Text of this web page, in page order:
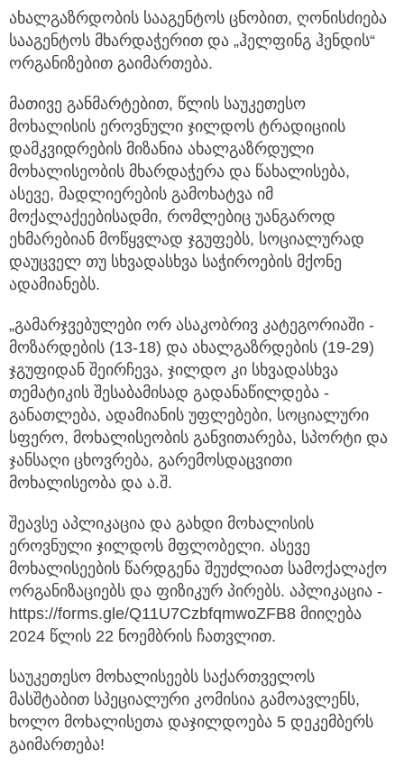
ახალგაზრდობის სააგენტოს ცნობით, ღონისძიება
სააგენტოს მხარდაჭერით და „ჰელფინგ ჰენდის“
ორგანიზებით გაიმართება.
მათივე განმარტებით, წლის საუკეთესო
მოხალისის ეროვნული ჯილდოს ტრადიციის
დამკვიდრების მიზანია ახალგაზრდული
მოხალისეობის მხარდაჭერა და წახალისება,
ასევე, მადლიერების გამოხატვა იმ
მოქალაქეებისადმი, რომლებიც უანგაროდ
ეხმარებიან მოწყვლად ჯგუფებს, სოციალურად
დაუცველ თუ სხვადასხვა საჭიროების მქონე
ადამიანებს.
„გამარჯვებულები ორ ასაკობრივ კატეგორიაში -
მოზარდების (13-18) და ახალგაზრდების (19-29)
ჯგუფიდან შეირჩევა, ჯილდო კი სხვადასხვა
თემატიკის შესაბამისად გადანაწილდება -
განათლება, ადამიანის უფლებები, სოციალური
სფერო, მოხალისეობის განვითარება, სპორტი და
ჯანსაღი ცხოვრება, გარემოსდაცვითი
მოხალისეობა და ა.შ.
შეავსე აპლიკაცია და გახდი მოხალისის
ეროვნული ჯილდოს მფლობელი. ასევე
მოხალისეების წარდგენა შეუძლიათ სამოქალაქო
ორგანიზაციებს და ფიზიკურ პირებს. აპლიკაცია -
https://forms.gle/Q11U7CzbfqmwoZFB8 მიიღება
2024 წლის 22 ნოემბრის ჩათვლით.
საუკეთესო მოხალისეებს საქართველოს
მასშტაბით სპეციალური კომისია გამოავლენს,
ხოლო მოხალისეთა დაჯილდოება 5 დეკემბერს
გაიმართება!